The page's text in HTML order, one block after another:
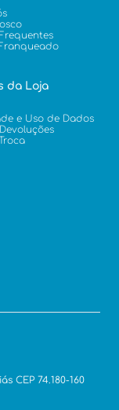
da Loja
e Uso de Dados
CEP 74.180-160